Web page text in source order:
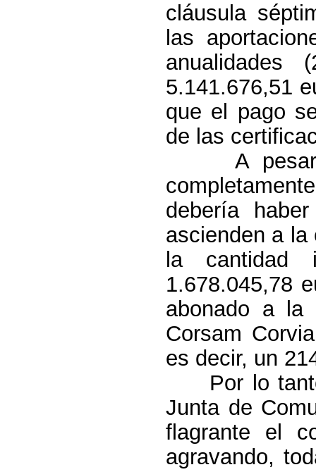
cláusula
las
5.141.676,51
que el pago
de las
A
debería
ascienden a la
la cantidad
1.678.045,78
abonado a la
Corsam
es decir, un
Por lo
Juntade
flagrante el
agravando,